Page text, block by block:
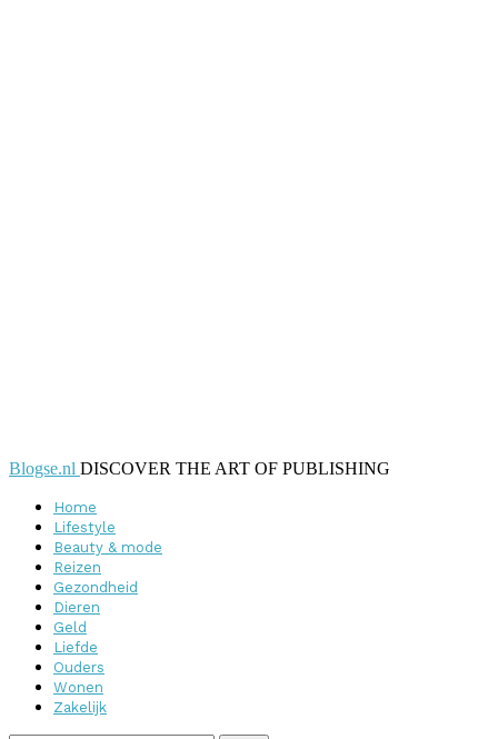
Blogse.nl DISCOVER THE ART OF PUBLISHING
Home
Lifestyle
Beauty & mode
Reizen
Gezondheid
Dieren
Geld
Liefde
Ouders
Wonen
Zakelijk